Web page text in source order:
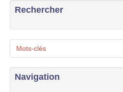
Rechercher
Mots-clés
Navigation